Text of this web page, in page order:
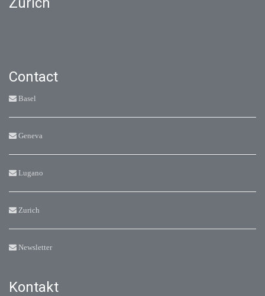
Contact
Basel
Geneva
Lugano
Zurich
Newsletter
Kontakt